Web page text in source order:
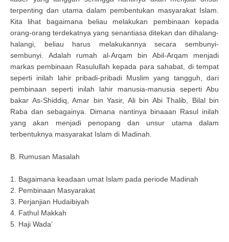
terpenting dan utama dalam pembentukan masyarakat Islam.
Kita lihat bagaimana beliau melakukan pembinaan kepada
orang-orang terdekatnya yang senantiasa ditekan dan dihalang-
halangi, beliau harus melakukannya secara sembunyi-
sembunyi. Adalah rumah al-Arqam bin Abil-Arqam menjadi
markas pembinaan Rasulullah kepada para sahabat, di tempat
seperti inilah lahir pribadi-pribadi Muslim yang tangguh, dari
pembinaan seperti inilah lahir manusia-manusia seperti Abu
bakar As-Shiddiq, Amar bin Yasir, Ali bin Abi Thalib, Bilal bin
Raba dan sebagainya. Dimana nantinya binaaan Rasul inilah
yang akan menjadi penopang dan unsur utama dalam
terbentuknya masyarakat Islam di Madinah.
B. Rumusan Masalah
1. Bagaimana keadaan umat Islam pada periode Madinah
2. Pembinaan Masyarakat
3. Perjanjian Hudaibiyah
4. Fathul Makkah
5. Haji Wada’